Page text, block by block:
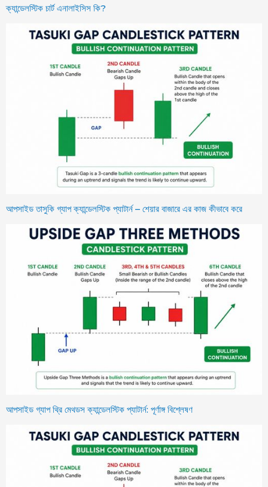
ক্যান্ডেলস্টিক চার্ট এনালাইসিস কি?
আপসাইড তাসুকি গ্যাপ ক্যান্ডেলস্টিক প্যাটার্ন – শেয়ার বাজারে এর কাজ কীভাবে করে
আপসাইড গ্যাপ থ্রি মেথডস ক্যান্ডেলস্টিক প্যাটার্ন: পূর্ণাঙ্গ বিশ্লেষণ